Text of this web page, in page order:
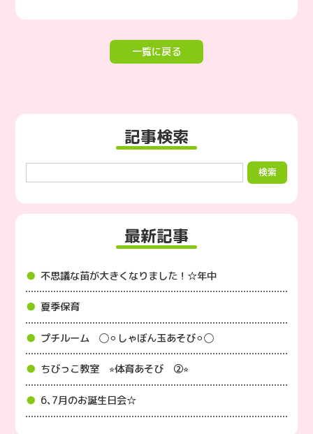
一覧に戻る
記事検索
最新記事
不思議な苗が大きくなりました！☆年中
夏季保育
プチルーム ◯⚪︎しゃぼん玉あそび⚪︎◯
ちびっこ教室 ⭐︎体育あそび ②⭐︎
6､7月のお誕生日会☆